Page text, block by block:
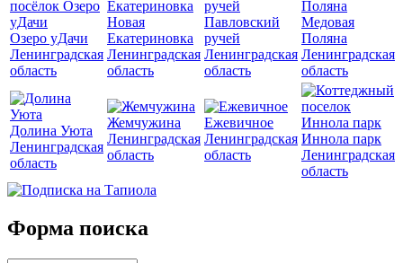
Озеро уДачи
Ленинградская
область
Новая
Екатериновка
Ленинградская
область
Павловский
ручей
Ленинградская
область
Медовая
Поляна
Ленинградская
область
Долина Уюта
Ленинградская
область
Жемчужина
Ленинградская
область
Ежевичное
Ленинградская
область
Иннола парк
Ленинградская
область
Форма поиска